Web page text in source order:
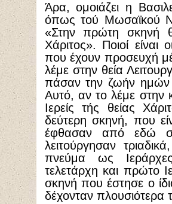
Άρα, ομοιάζει η
όπως τού Μωσαϊκού
«Στην πρώτη σκηνή
Χάριτος». Ποιοί είναι
που έχουν προσευχή
λέμε στην θεία
πάσαν την ζωήν
Αυτό, αν το λέμε στην
Ιερείς τής θείας
δεύτερη σκηνή, που
έφθασαν από εδώ
λειτούργησαν
πνεύμα ως
τελετάρχη και πρώτο
σκηνή που έστησε ο
δέχονταν πλουσιότερα